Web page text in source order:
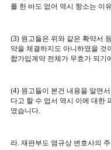
를 한 바도 없어 역시 항소는 이
(3) 원고들은 위와 같은 확약서
약을 체결하지도 아니하였을 것
합가입계약 전체가 무효가 되기
(4) 원고들이 본건 내용을 알면
다고 할 수 업서 역시 이에 대한
였습니다.
라. 재판부도 염규상 변호사의